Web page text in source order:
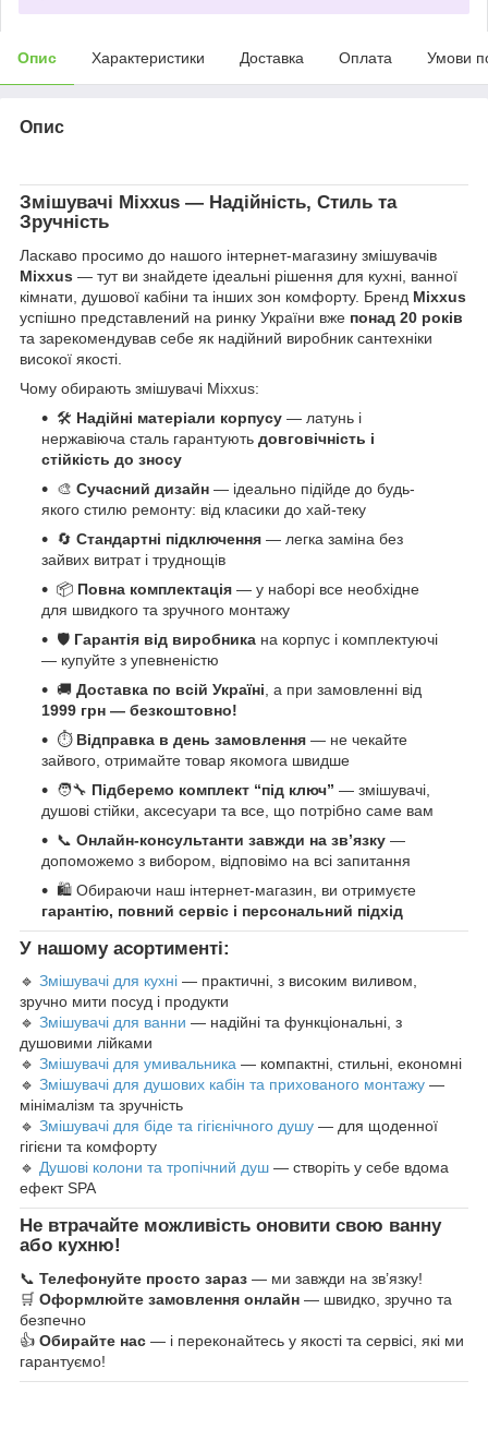
Опис Характеристики Доставка Оплата Умови
Опис
Змішувачі Mixxus — Надійність, Стиль та
Зручність
Ласкаво просимо до нашого інтернет-магазину змішувачів
Mixxus — тут ви знайдете ідеальні рішення для кухні, ванної
кімнати, душової кабіни та інших зон комфорту. Бренд Mixxus
успішно представлений на ринку України вже понад 20 років
та зарекомендував себе як надійний виробник сантехніки
високої якості.
Чому обирають змішувачі Mixxus:
🛠 Надійні матеріали корпусу — латунь і
нержавіюча сталь гарантують довговічність і
стійкість до зносу
🎨 Сучасний дизайн — ідеально підійде до будь-
якого стилю ремонту: від класики до хай-теку
🔄 Стандартні підключення — легка заміна без
зайвих витрат і труднощів
📦 Повна комплектація — у наборі все необхідне
для швидкого та зручного монтажу
🛡️ Гарантія від виробника на корпус і комплектуючі
— купуйте з упевненістю
🚚 Доставка по всій Україні , а при замовленні від
1999 грн — безкоштовно!
⏱️ Відправка в день замовлення — не чекайте
зайвого, отримайте товар якомога швидше
🧑‍🔧 Підберемо комплект “під ключ” — змішувачі,
душові стійки, аксесуари та все, що потрібно саме вам
📞 Онлайн-консультанти завжди на зв’язку —
допоможемо з вибором, відповімо на всі запитання
🛍️ Обираючи наш інтернет-магазин, ви отримуєте
гарантію, повний сервіс і персональний підхід
У нашому асортименті:
🔹 Змішувачі для кухні — практичні, з високим виливом,
зручно мити посуд і продукти
🔹 Змішувачі для ванни — надійні та функціональні, з
душовими лійками
🔹 Змішувачі для умивальника — компактні, стильні, економні
🔹 Змішувачі для душових кабін та прихованого монтажу —
мінімалізм та зручність
🔹 Змішувачі для біде та гігієнічного душу — для щоденної
гігієни та комфорту
🔹 Душові колони та тропічний душ — створіть у себе вдома
ефект SPA
Не втрачайте можливість оновити свою ванну
або кухню!
📞 Телефонуйте просто зараз — ми завжди на зв’язку!
🛒 Оформлюйте замовлення онлайн — швидко, зручно та
безпечно
👍 Обирайте нас — і переконайтесь у якості та сервісі, які ми
гарантуємо!